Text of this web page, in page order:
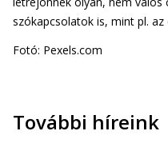
szókapcsolatok is, mint pl. az
Fotó: Pexels.com
További híreink